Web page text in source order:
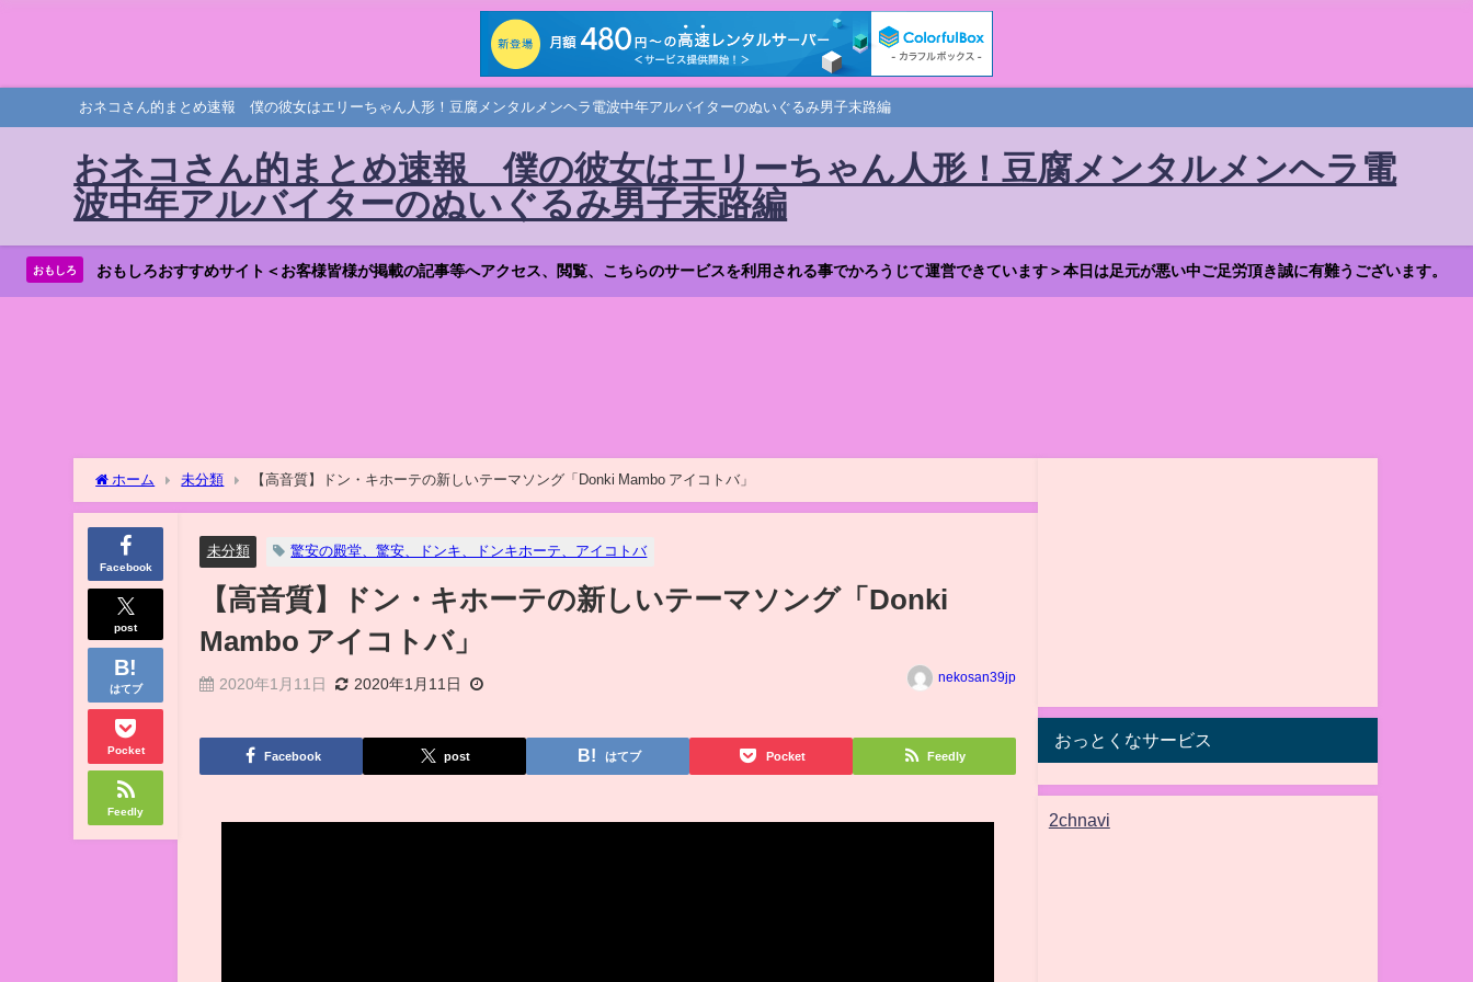
おネコさん的まとめ速報 僕の彼女はエリーちゃん人形！豆腐メンタルメンヘラ電波中年アルバイターのぬいぐるみ男子末路編
おネコさん的まとめ速報 僕の彼女はエリーちゃん人形！豆腐メンタルメンヘラ電
波中年アルバイターのぬいぐるみ男子末路編
おもしろ おもしろおすすめサイト＜お客様皆様が掲載の記事等へアクセス、閲覧、こちらのサービスを利用される事でかろうじて運営できています＞本日は足元が悪い中ご足労頂き誠に有難うございます。
ホーム 未分類 【高音質】ドン・キホーテの新しいテーマソング「Donki Mambo アイコトバ」
Facebook
post
はてブ
Pocket
Feedly
未分類 驚安の殿堂、驚安、ドンキ、ドンキホーテ、アイコトバ
【高音質】ドン・キホーテの新しいテーマソング「Donki
Mambo アイコトバ」
2020年1月11日 2020年1月11日 nekosan39jp
Facebook post はてブ Pocket Feedly
おっとくなサービス
2chnavi